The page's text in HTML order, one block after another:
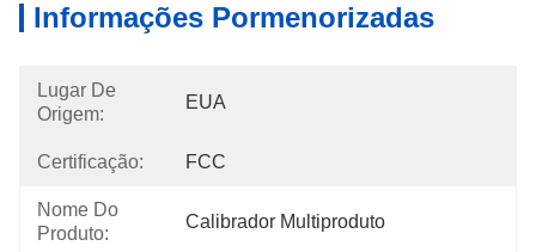
Informações Pormenorizadas
Lugar De
Origem:
EUA
Certificação: FCC
Nome Do
Produto:
Calibrador Multiproduto